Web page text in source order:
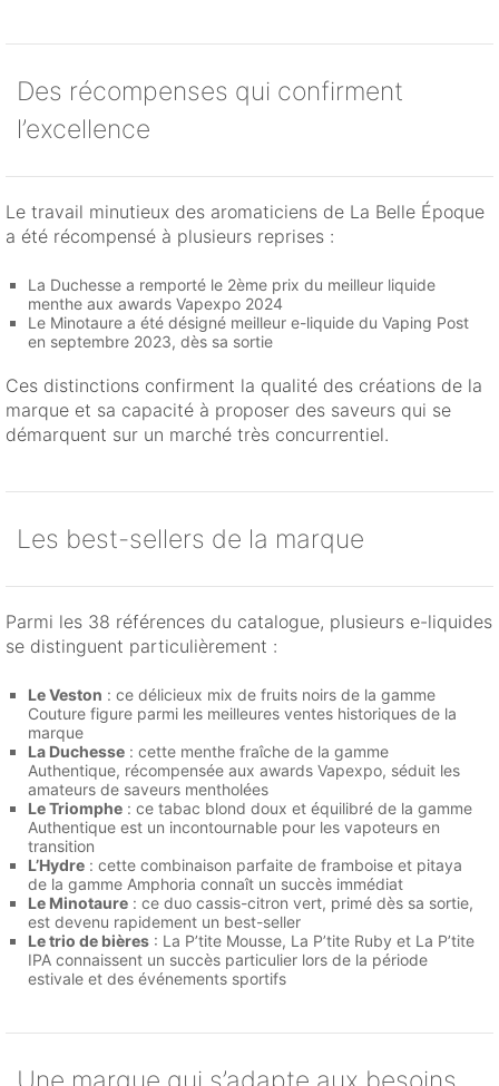
Des récompenses qui confirment
l’excellence
Le travail minutieux des aromaticiens de La Belle Époque
a été récompensé à plusieurs reprises :
La Duchesse a remporté le 2ème prix du meilleur liquide
menthe aux awards Vapexpo 2024
Le Minotaure a été désigné meilleur e-liquide du Vaping Post
en septembre 2023, dès sa sortie
Ces distinctions confirment la qualité des créations de la
marque et sa capacité à proposer des saveurs qui se
démarquent sur un marché très concurrentiel.
Les best-sellers de la marque
Parmi les 38 références du catalogue, plusieurs e-liquides
se distinguent particulièrement :
Le Veston : ce délicieux mix de fruits noirs de la gamme
Couture figure parmi les meilleures ventes historiques de la
marque
La Duchesse : cette menthe fraîche de la gamme
Authentique, récompensée aux awards Vapexpo, séduit les
amateurs de saveurs mentholées
Le Triomphe : ce tabac blond doux et équilibré de la gamme
Authentique est un incontournable pour les vapoteurs en
transition
L’Hydre : cette combinaison parfaite de framboise et pitaya
de la gamme Amphoria connaît un succès immédiat
Le Minotaure : ce duo cassis-citron vert, primé dès sa sortie,
est devenu rapidement un best-seller
Le trio de bières : La P’tite Mousse, La P’tite Ruby et La P’tite
IPA connaissent un succès particulier lors de la période
estivale et des événements sportifs